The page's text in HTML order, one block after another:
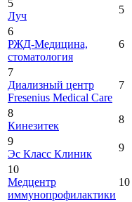
5
Луч
5
6
РЖД-Медицина,
стоматология
6
7
Диализный центр
Fresenius Medical Care
7
8
Кинезитек
8
9
Эс Класс Клиник
9
10
Медцентр
иммунопрофилактики
10